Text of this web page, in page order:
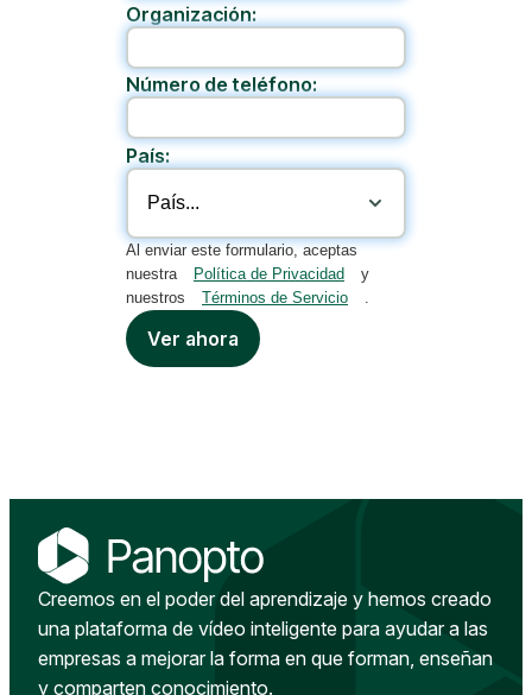
Organización:
Número de teléfono:
País:
Al enviar este formulario, aceptas
nuestra
Política de Privacidad
y
nuestros
Términos de Servicio .
Ver ahora
Creemos en el poder del aprendizaje y hemos creado
una plataforma de vídeo inteligente para ayudar a las
empresas a mejorar la forma en que forman, enseñan
y comparten conocimiento.